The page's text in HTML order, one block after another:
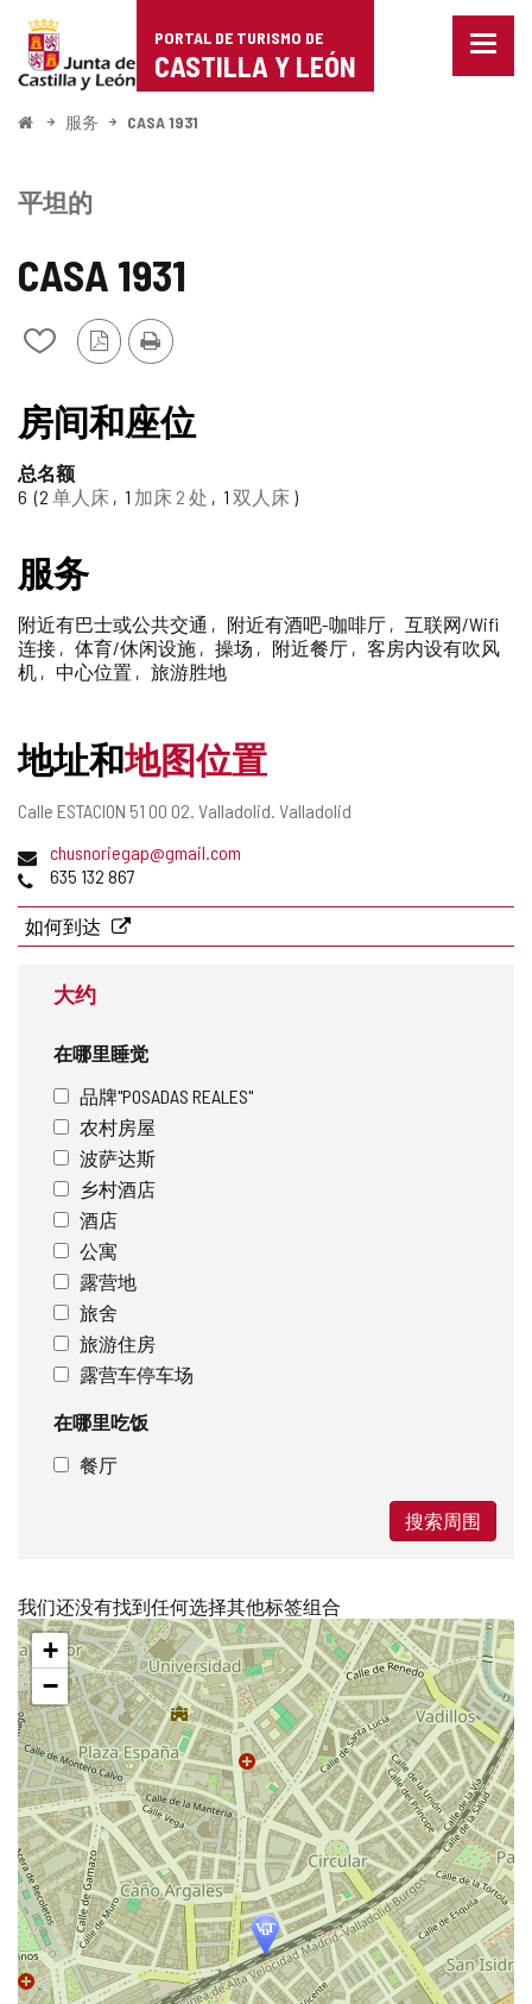
Portal
de
Turismo
Castilla
León
PORTAL DE TURISMO DE
CASTILLA Y LEÓN
菜
开
服务 CASA 1931
CASA 1931
从
笔
记
中
添
删
除
PDF
版
打
印
TIPO
平坦的
房间和座位
总名额
6 2 单人床 1 加床 2 处 1 双人床
服务
附近有巴士或公共交通 附近有酒吧-咖啡厅
互联网/Wifi
连接
体育/休闲设施 操场 附近餐厅
客房内设有吹风
机
中心位置 旅游胜地
地址和地图位置
邮
地
址
Calle ESTACION 51 00 02. Valladolid. Valladolid
电
子
件
地
chusnoriegap@gmail.com
电
635 132 867
如何到达
大约
在哪里睡觉
品牌"POSADAS REALES"
农村房屋
波萨达斯
乡村酒店
酒店
公寓
露营地
旅舍
旅游住房
露营车停车场
在哪里吃饭
餐厅
搜索周围
我们还没有找到任何选择其他标签组合
跳
过
地
图
+
−